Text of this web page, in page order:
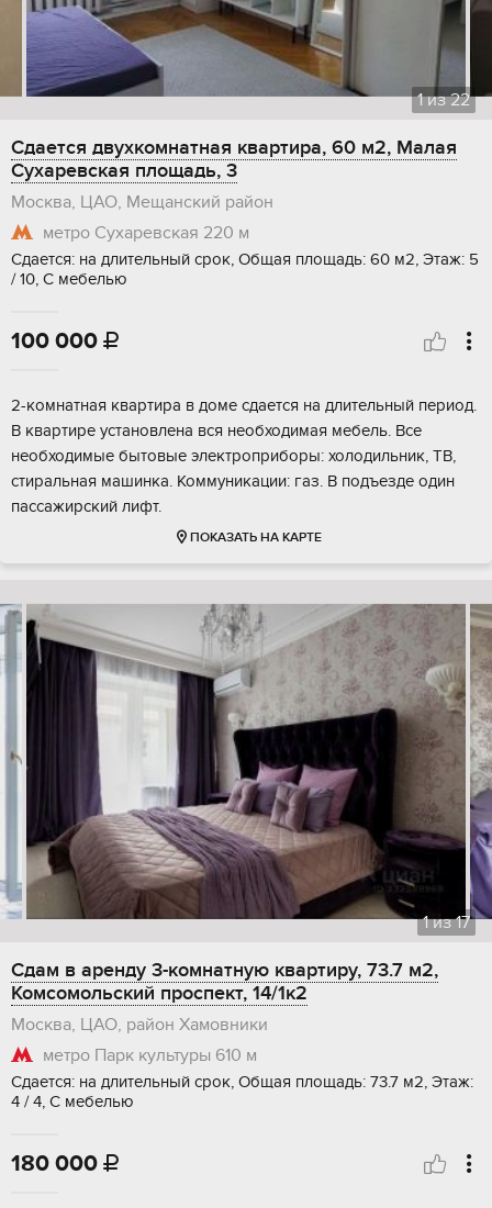
1из22
Сдается двухкомнатная квартира, 60 м2, Малая
Сухаревская площадь, 3
Москва, ЦАО, Мещанский район
метро Сухаревская 220 м
Сдается: на длительный срок, Общая площадь: 60 м2, Этаж: 5
/ 10, С мебелью
100 000 
2-комнатная квартира в доме сдается на длительный период.
В квартире установлена вся необходимая мебель. Все
необходимые бытовые электроприборы: холодильник, ТВ,
стиральная машинка. Коммуникации: газ. В подъезде один
пассажирский лифт.
ПОКАЗАТЬ НА КАРТЕ
1из17
Сдам в аренду 3-комнатную квартиру, 73.7 м2,
Комсомольский проспект, 14/1к2
Москва, ЦАО, район Хамовники
метро Парк культуры 610 м
Сдается: на длительный срок, Общая площадь: 73.7 м2, Этаж:
4 / 4, С мебелью
180 000 